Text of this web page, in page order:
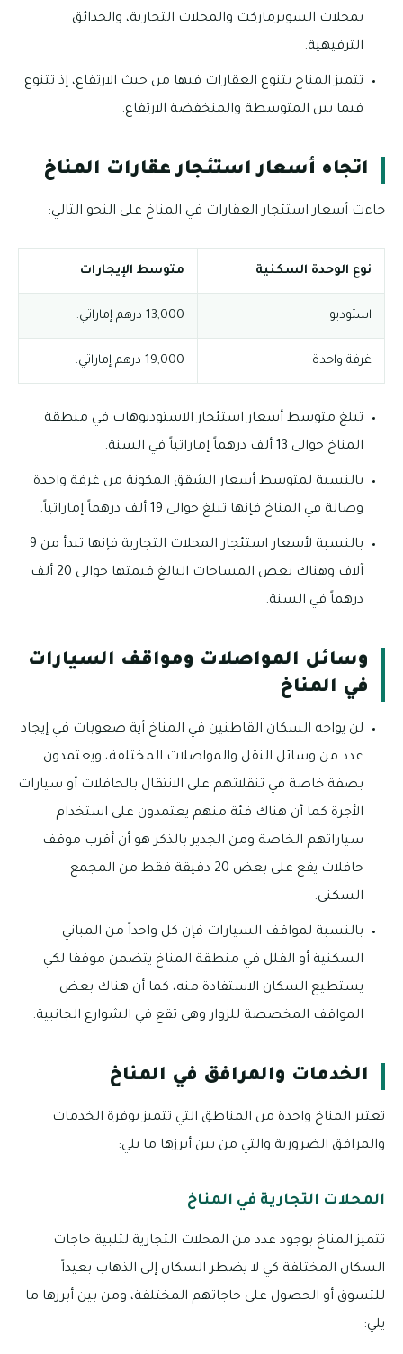
بمحلات السوبرماركت والمحلات التجارية، والحدائق
الترفيهية.
تتميز المناخ بتنوع العقارات فيها من حيث الارتفاع، إذ تتنوع
فيما بين المتوسطة والمنخفضة الارتفاع.
اتجاه أسعار استئجار عقارات المناخ
جاءت أسعار استئجار العقارات في المناخ على النحو التالي:
نوع الوحدة السكنية متوسط الإيجارات
استوديو 13,000 درهم إماراتي.
غرفة واحدة 19,000 درهم إماراتي.
تبلغ متوسط أسعار استئجار الاستوديوهات في منطقة
المناخ حوالى 13 ألف درهماً إماراتياً في السنة.
بالنسبة لمتوسط أسعار الشقق المكونة من غرفة واحدة
وصالة في المناخ فإنها تبلغ حوالى 19 ألف درهماً إماراتياً.
بالنسبة لأسعار استئجار المحلات التجارية فإنها تبدأ من 9
آلاف وهناك بعض المساحات البالغ قيمتها حوالى 20 ألف
درهماً في السنة.
وسائل المواصلات ومواقف السيارات
في المناخ
لن يواجه السكان القاطنين في المناخ أية صعوبات في إيجاد
عدد من وسائل النقل والمواصلات المختلفة، ويعتمدون
بصفة خاصة في تنقلاتهم على الانتقال بالحافلات أو سيارات
الأجرة كما أن هناك فئة منهم يعتمدون على استخدام
سياراتهم الخاصة ومن الجدير بالذكر هو أن أقرب موقف
حافلات يقع على بعض 20 دقيقة فقط من المجمع
السكني.
بالنسبة لمواقف السيارات فإن كل واحداً من المباني
السكنية أو الفلل في منطقة المناخ يتضمن موقفا لكي
يستطيع السكان الاستفادة منه، كما أن هناك بعض
المواقف المخصصة للزوار وهى تقع في الشوارع الجانبية.
الخدمات والمرافق في المناخ
تعتبر المناخ واحدة من المناطق التي تتميز بوفرة الخدمات
والمرافق الضرورية والتي من بين أبرزها ما يلي:
المحلات التجارية في المناخ
تتميز المناخ بوجود عدد من المحلات التجارية لتلبية حاجات
السكان المختلفة كي لا يضطر السكان إلى الذهاب بعيداً
للتسوق أو الحصول على حاجاتهم المختلفة، ومن بين أبرزها ما
يلي: